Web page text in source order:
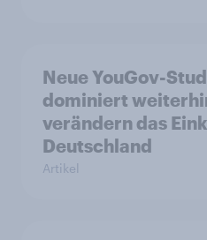
Neue YouGov-
dominiert
verändern das
Deutschland
Artikel